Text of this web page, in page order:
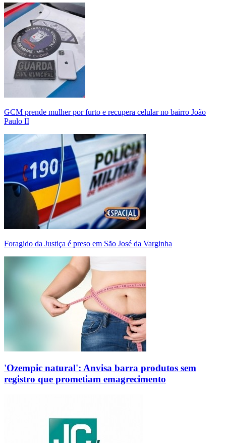
GCM prende mulher por furto e recupera celular no bairro João
Paulo II
Foragido da Justiça é preso em São José da Varginha
'Ozempic natural': Anvisa barra produtos sem
registro que prometiam emagrecimento